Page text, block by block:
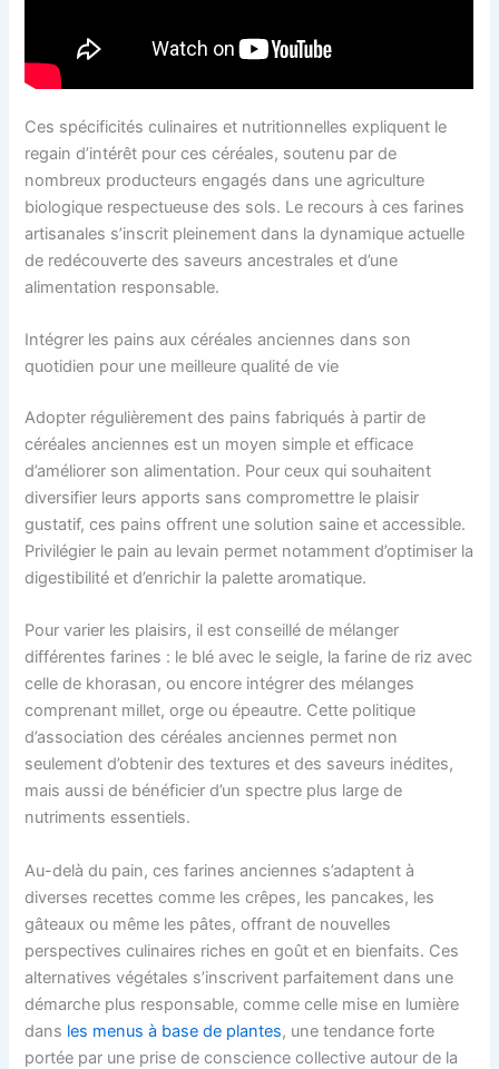
Ces spécificités culinaires et nutritionnelles expliquent le
regain d’intérêt pour ces céréales, soutenu par de
nombreux producteurs engagés dans une agriculture
biologique respectueuse des sols. Le recours à ces farines
artisanales s’inscrit pleinement dans la dynamique actuelle
de redécouverte des saveurs ancestrales et d’une
alimentation responsable.
Intégrer les pains aux céréales anciennes dans son
quotidien pour une meilleure qualité de vie
Adopter régulièrement des pains fabriqués à partir de
céréales anciennes est un moyen simple et efficace
d’améliorer son alimentation. Pour ceux qui souhaitent
diversifier leurs apports sans compromettre le plaisir
gustatif, ces pains offrent une solution saine et accessible.
Privilégier le pain au levain permet notamment d’optimiser la
digestibilité et d’enrichir la palette aromatique.
Pour varier les plaisirs, il est conseillé de mélanger
différentes farines : le blé avec le seigle, la farine de riz avec
celle de khorasan, ou encore intégrer des mélanges
comprenant millet, orge ou épeautre. Cette politique
d’association des céréales anciennes permet non
seulement d’obtenir des textures et des saveurs inédites,
mais aussi de bénéficier d’un spectre plus large de
nutriments essentiels.
Au-delà du pain, ces farines anciennes s’adaptent à
diverses recettes comme les crêpes, les pancakes, les
gâteaux ou même les pâtes, offrant de nouvelles
perspectives culinaires riches en goût et en bienfaits. Ces
alternatives végétales s’inscrivent parfaitement dans une
démarche plus responsable, comme celle mise en lumière
dans les menus à base de plantes, une tendance forte
portée par une prise de conscience collective autour de la